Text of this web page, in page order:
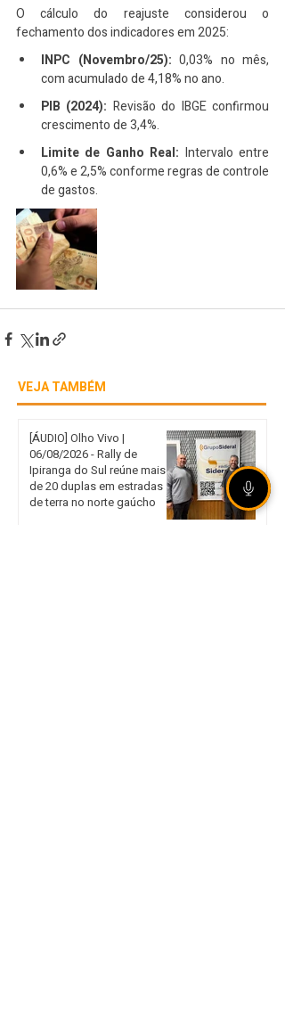
O cálculo do reajuste considerou o
fechamento dos indicadores em 2025:
INPC (Novembro/25): 0,03% no mês,
com acumulado de 4,18% no ano.
PIB (2024): Revisão do IBGE confirmou
crescimento de 3,4%.
Limite de Ganho Real: Intervalo entre
0,6% e 2,5% conforme regras de controle
de gastos.
VEJA TAMBÉM
[ÁUDIO] Olho Vivo |
06/08/2026 - Rally de
Ipiranga do Sul reúne mais
de 20 duplas em estradas
de terra no norte gaúcho